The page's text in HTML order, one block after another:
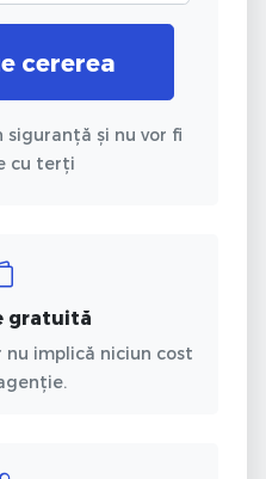
cererea
și nu vor fi
cu terți
gratuită
implică niciun cost